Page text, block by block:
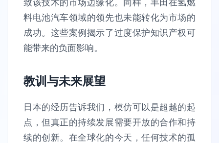
致该技术的市场边缘化。同样，丰田在氢燃
料电池汽车领域的领先也未能转化为市场的
成功。这些案例揭示了过度保护知识产权可
能带来的负面影响。
教训与未来展望
日本的经历告诉我们，模仿可以是超越的起
点，但真正的持续发展需要开放的合作和持
续的创新。在全球化的今天，任何技术的孤